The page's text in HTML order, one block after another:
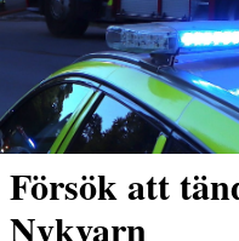
Försök att
Nykvarn